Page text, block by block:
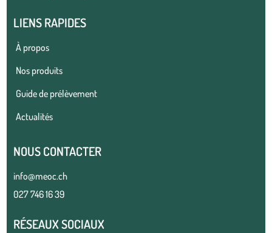
LIENS RAPIDES
À propos
Nos produits
Guide de prélèvement
Actualités
NOUS CONTACTER
info@meoc.ch
027 746 16 39
RÉSEAUX SOCIAUX